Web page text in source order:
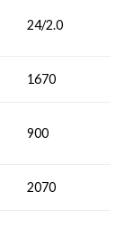
24/2.0
1670
900
2070